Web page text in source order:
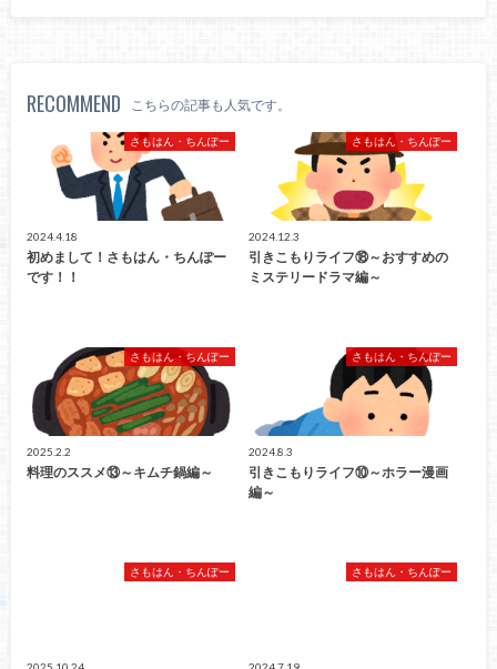
RECOMMEND こちらの記事も人気です。
さもはん・ちんぽー
2024.4.18
初めまして！さもはん・ちんぽー
です！！
さもはん・ちんぽー
2024.12.3
引きこもりライフ⑱～おすすめの
ミステリードラマ編～
さもはん・ちんぽー
2025.2.2
料理のススメ⑬～キムチ鍋編～
さもはん・ちんぽー
2024.8.3
引きこもりライフ⑩～ホラー漫画
編～
さもはん・ちんぽー さもはん・ちんぽー